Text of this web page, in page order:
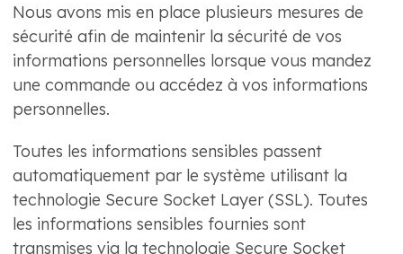
Nous avons mis en place plusieurs mesures de
sécurité afin de maintenir la sécurité de vos
informations personnelles lorsque vous mandez
une commande ou accédez à vos informations
personnelles.
Toutes les informations sensibles passent
automatiquement par le système utilisant la
technologie Secure Socket Layer (SSL). Toutes
les informations sensibles fournies sont
transmises via la technologie Secure Socket